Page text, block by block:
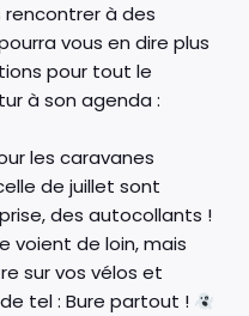
rencontrer à des
vous en dire plus
pour tout le
à son agenda :
les caravanes
de juillet sont
des autocollants !
voient de loin, mais
sur vos vélos et
tel : Bure partout !